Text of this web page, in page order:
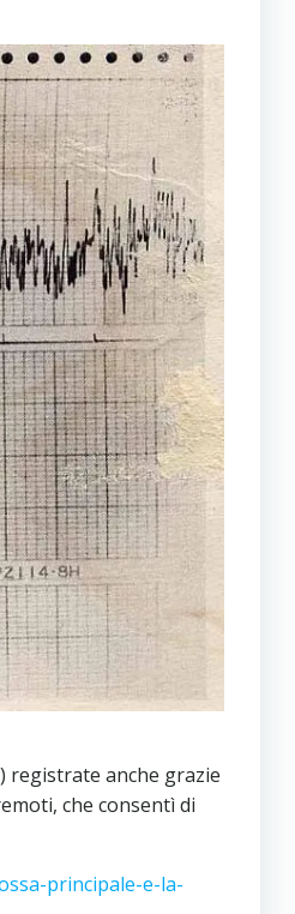
) registrate anche grazie
che consentì di
principale-e-la-